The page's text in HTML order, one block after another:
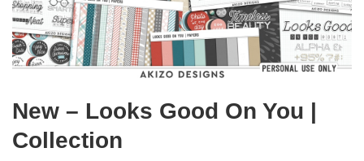
New – Looks Good On You |
Collection